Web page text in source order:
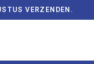
VERZENDEN.